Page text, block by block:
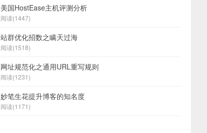
美国HostEase主机评测分析
阅读(1447)
站群优化招数之瞒天过海
阅读(1518)
网址规范化之通用URL重写规则
阅读(1231)
妙笔生花提升博客的知名度
阅读(1171)